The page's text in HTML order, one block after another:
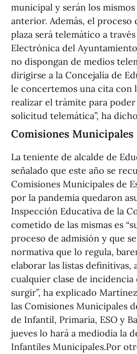
municipal y serán los
anterior. Además, el proceso
plaza será telemático a través
Electrónica del
no dispongan de medios
dirigirse a la Concejalía de
le concertemos una cita con
realizar el trámite para
solicitud telemática”, ha
Comisiones Municipales
La teniente de alcalde de
señalado que este año se
Comisiones Municipales de
por la pandemia quedaron
Inspección Educativa de la
cometido de las mismas es
proceso de admisión y que
normativa que lo regula,
elaborar las listas definitivas,
cualquier clase de incidencia
surgir”, ha explicado
las Comisiones Municipales
de Infantil, Primaria, ESO y
jueves lo hará a mediodía la
Infantiles Municipales.Por